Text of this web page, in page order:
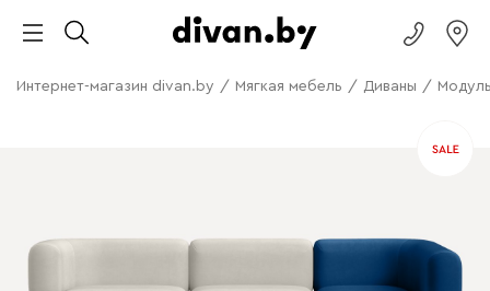
Интернет-магазин divan.by / Мягкая мебель / Диваны /